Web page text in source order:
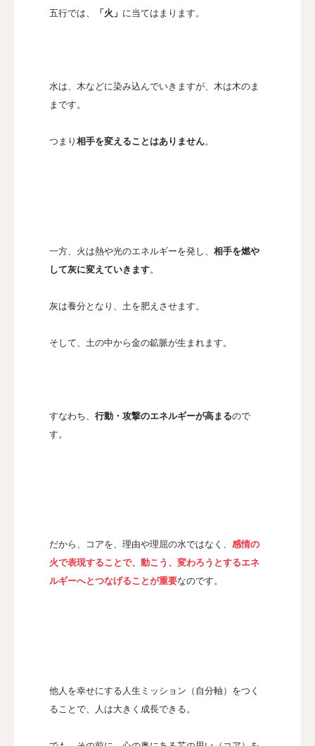
五行では、 「火」 に当てはまります。
水は、木などに染み込んでいきますが、木は木のま
まです。
つまり 相手を変えることはありません。
一方、火は熱や光のエネルギーを発し、 相手を燃や
して灰に変えていきます。
灰は養分となり、土を肥えさせます。
そして、土の中から金の鉱脈が生まれます。
すなわち、 行動・攻撃のエネルギーが高まるので
す。
だから、コアを、理由や理屈の水ではなく、 感情の
火で表現することで、動こう、変わろうとするエネ
ルギーへとつなげることが重要なのです。
他人を幸せにする人生ミッション（自分軸）をつく
ることで、人は大きく成長できる。